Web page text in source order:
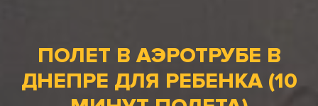
ПОЛЕТ В АЭРОТРУБЕ В
ДНЕПРЕ ДЛЯ РЕБЕНКА (10